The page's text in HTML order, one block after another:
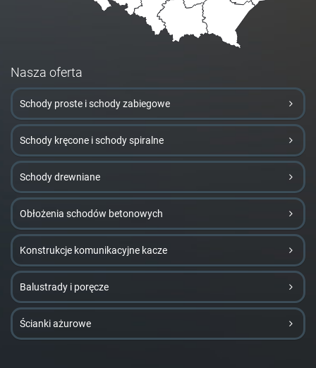
Nasza oferta
Schody proste i schody zabiegowe
Schody kręcone i schody spiralne
Schody drewniane
Obłożenia schodów betonowych
Konstrukcje komunikacyjne kacze
Balustrady i poręcze
Ścianki ażurowe